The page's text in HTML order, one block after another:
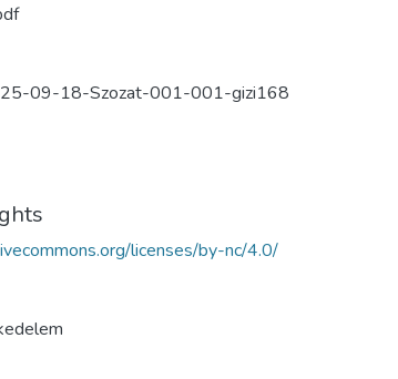
09-18-Szozat-001-001-gizi168
licenses/by-nc/4.0/